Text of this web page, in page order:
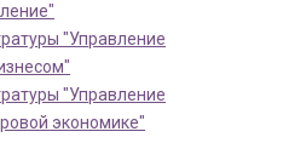
"Управление
"Управление
экономике"